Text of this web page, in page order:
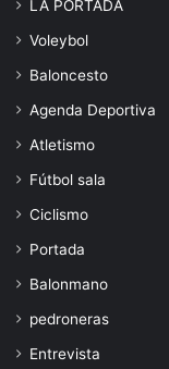
LA PORTADA
Voleybol
Baloncesto
Agenda Deportiva
Atletismo
Fútbol sala
Ciclismo
Portada
Balonmano
pedroneras
Entrevista